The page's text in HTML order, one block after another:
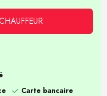
Carte bancaire